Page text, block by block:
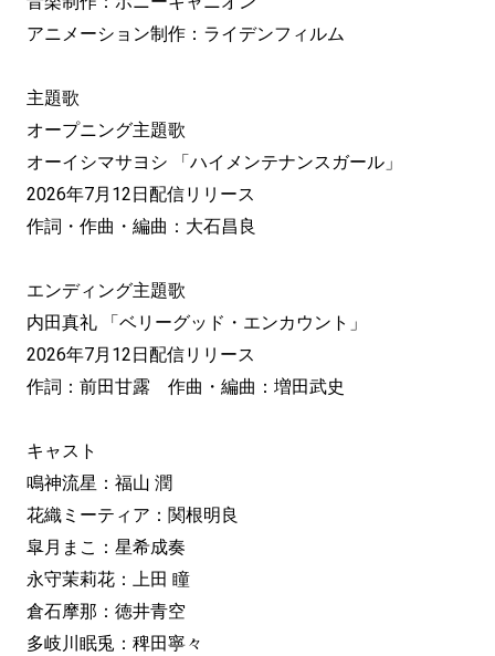
アニメーション制作：ライデンフィルム
主題歌
オープニング主題歌
オーイシマサヨシ 「ハイメンテナンスガール」
2026年7月12日配信リリース
作詞・作曲・編曲：大石昌良
エンディング主題歌
内田真礼 「ベリーグッド・エンカウント」
2026年7月12日配信リリース
作詞：前田甘露 作曲・編曲：増田武史
キャスト
鳴神流星：福山 潤
花織ミーティア：関根明良
皐月まこ：星希成奏
永守茉莉花：上田 瞳
倉石摩那：徳井青空
多岐川眠兎：稗田寧々